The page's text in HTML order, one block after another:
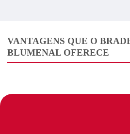
VANTAGENS QUE O
BLUMENAL OFERECE